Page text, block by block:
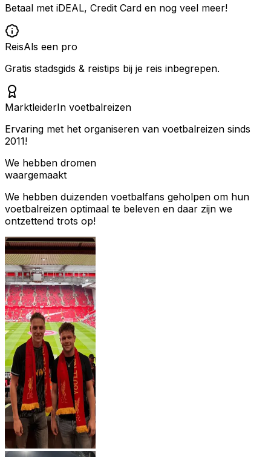
Betaal met iDEAL, Credit Card en nog veel meer!
ReisAls een pro
Gratis stadsgids & reistips bij je reis inbegrepen.
MarktleiderIn voetbalreizen
Ervaring met het organiseren van voetbalreizen sinds
2011!
We hebben dromen
waargemaakt
We hebben duizenden voetbalfans geholpen om hun
voetbalreizen optimaal te beleven en daar zijn we
ontzettend trots op!